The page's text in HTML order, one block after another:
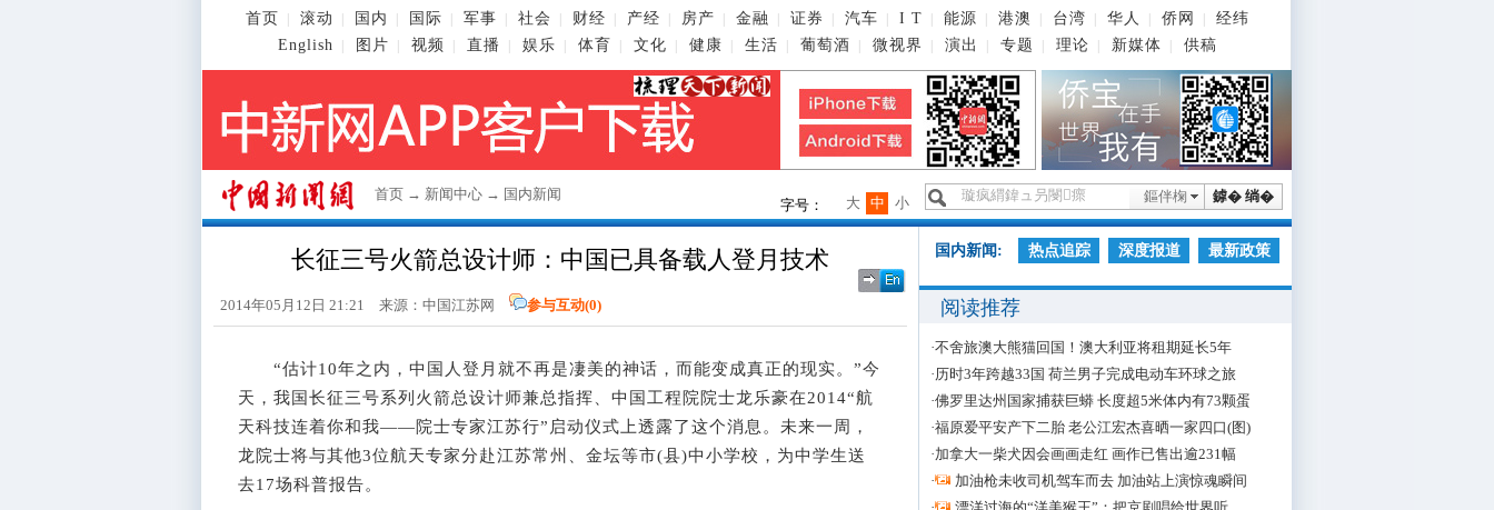
首页 滚动 国内 国际 军事 社会 财经 产经 房产 金融 证券 汽车 I T 能源 港澳 台湾 华人 侨网
经纬
English
图片 视频 直播 娱乐 体育 文化 健康 生活 葡萄酒 微视界 演出 专题 理论 新媒体 供稿
首页 → 新闻中心 → 国内新闻 鎼� 绱�
鏂伴椈
字号： 小
中
大
长征三号火箭总设计师：中国已具备载人登月技术
2014年05月12日 21:21 来源：中国江苏网 参与互动(0)
“估计10年之内，中国人登月就不再是凄美的神话，而能变成真正的现实。”今
天，我国长征三号系列火箭总设计师兼总指挥、中国工程院院士龙乐豪在2014“航
天科技连着你和我——院士专家江苏行”启动仪式上透露了这个消息。未来一周，
龙院士将与其他3位航天专家分赴江苏常州、金坛等市(县)中小学校，为中学生送
去17场科普报告。
国内新闻: 热点追踪 深度报道 最新政策
阅读推荐
·不舍旅澳大熊猫回国！澳大利亚将租期延长5年
·历时3年跨越33国 荷兰男子完成电动车环球之旅
·佛罗里达州国家捕获巨蟒 长度超5米体内有73颗蛋
·福原爱平安产下二胎 老公江宏杰喜晒一家四口(图)
·加拿大一柴犬因会画画走红 画作已售出逾231幅
·
加油枪未收司机驾车而去 加油站上演惊魂瞬间